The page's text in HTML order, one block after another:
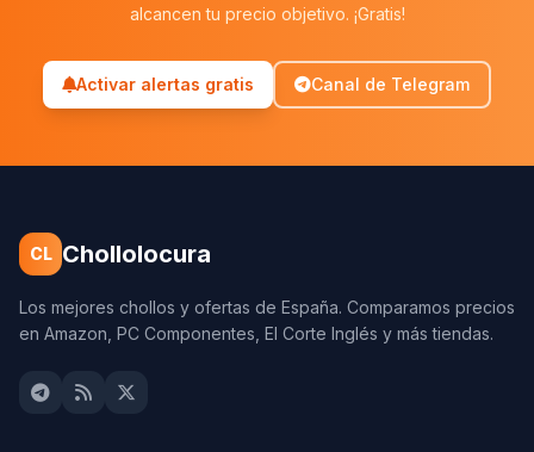
alcancen tu precio objetivo. ¡Gratis!
Activar alertas gratis Canal de Telegram
CL Chollolocura
Los mejores chollos y ofertas de España. Comparamos precios
en Amazon, PC Componentes, El Corte Inglés y más tiendas.